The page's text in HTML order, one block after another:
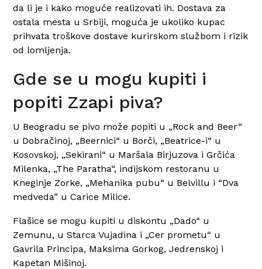
da li je i kako moguće realizovati ih. Dostava za
ostala mesta u Srbiji, moguća je ukoliko kupac
prihvata troškove dostave kurirskom službom i rizik
od lomljenja.
Gde se u mogu kupiti i
popiti Zzapi piva?
U Beogradu se pivo može popiti u „Rock and Beer“
u Dobračinoj, „Beernici“ u Borči, „Beatrice-i“ u
Kosovskoj, „Sekirani“ u Maršala Birjuzova i Grčića
Milenka, „The Paratha“, indijskom restoranu u
Kneginje Zorke, „Mehanika pubu“ u Belvillu i “Dva
medveda” u Carice Milice.
Flašice se mogu kupiti u diskontu „Dado“ u
Zemunu, u Starca Vujadina i „Cer prometu“ u
Gavrila Principa, Maksima Gorkog, Jedrenskoj i
Kapetan Mišinoj.